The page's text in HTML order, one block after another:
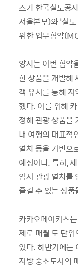
스가 한국철도공
서울본부)와 ‘철
위한 업무협약
양사는 이번 협약
한 상품을 개발해
객 유치를 통해
했다. 이를 위해
정해 관광 상품을
내 여행의 대표적
열차 등을 기반으
예정이다. 특히,
임시 관광 열차를
즐길 수 있는 상
카카오메이커스
제로 매월 도 단
있다. 하반기에는
지방 중소도시의